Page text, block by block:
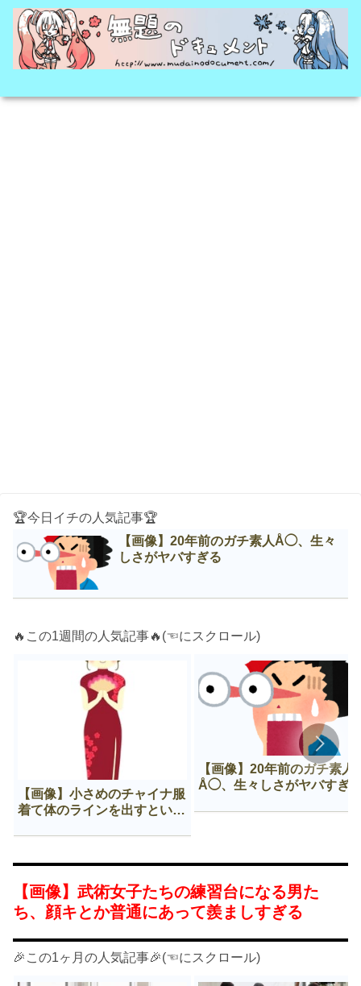
🏆今日イチの人気記事🏆
【画像】20年前のガチ素人Å◯、生々
しさがヤバすぎる
🔥この1週間の人気記事🔥(☜にスクロール)
【画像】小さめのチャイナ服
着て体のラインを出すという
【画像】20年前のガチ素人
Å◯、生々しさがヤバすぎ
【画像】武術女子たちの練習台になる男た
ち、顔キとか普通にあって羨ましすぎる
🎉この1ヶ月の人気記事🎉(☜にスクロール)